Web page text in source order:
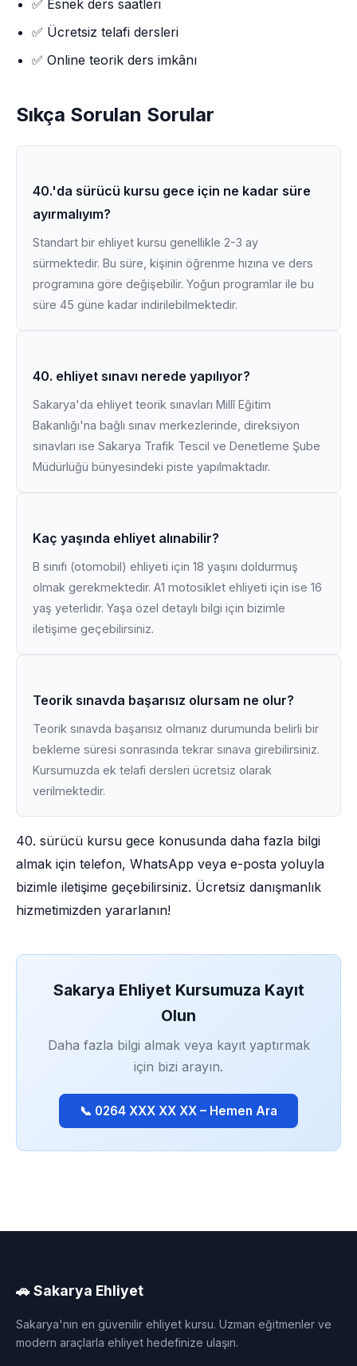
✅ Esnek ders saatleri
✅ Ücretsiz telafi dersleri
✅ Online teorik ders imkânı
Sıkça Sorulan Sorular
40.'da sürücü kursu gece için ne kadar süre
ayırmalıyım?
Standart bir ehliyet kursu genellikle 2-3 ay
sürmektedir. Bu süre, kişinin öğrenme hızına ve ders
programına göre değişebilir. Yoğun programlar ile bu
süre 45 güne kadar indirilebilmektedir.
40. ehliyet sınavı nerede yapılıyor?
Sakarya'da ehliyet teorik sınavları Millî Eğitim
Bakanlığı'na bağlı sınav merkezlerinde, direksiyon
sınavları ise Sakarya Trafik Tescil ve Denetleme Şube
Müdürlüğü bünyesindeki piste yapılmaktadır.
Kaç yaşında ehliyet alınabilir?
B sınıfı (otomobil) ehliyeti için 18 yaşını doldurmuş
olmak gerekmektedir. A1 motosiklet ehliyeti için ise 16
yaş yeterlidir. Yaşa özel detaylı bilgi için bizimle
iletişime geçebilirsiniz.
Teorik sınavda başarısız olursam ne olur?
Teorik sınavda başarısız olmanız durumunda belirli bir
bekleme süresi sonrasında tekrar sınava girebilirsiniz.
Kursumuzda ek telafi dersleri ücretsiz olarak
verilmektedir.
40. sürücü kursu gece konusunda daha fazla bilgi
almak için telefon, WhatsApp veya e-posta yoluyla
bizimle iletişime geçebilirsiniz. Ücretsiz danışmanlık
hizmetimizden yararlanın!
Sakarya Ehliyet Kursumuza Kayıt
Olun
Daha fazla bilgi almak veya kayıt yaptırmak
için bizi arayın.
📞 0264 XXX XX XX – Hemen Ara
🚗 Sakarya Ehliyet
Sakarya'nın en güvenilir ehliyet kursu. Uzman eğitmenler ve
modern araçlarla ehliyet hedefinize ulaşın.